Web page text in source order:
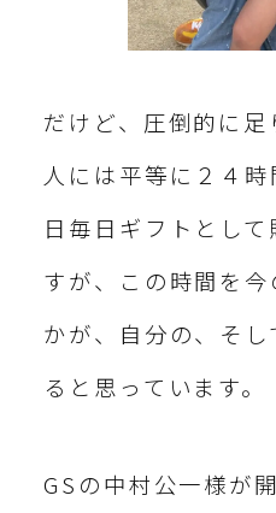
だけど、圧倒的に足
人には平等に２４
日毎日ギフトとし
すが、この時間を
かが、自分の、そ
ると思っています。
GSの中村公一様が